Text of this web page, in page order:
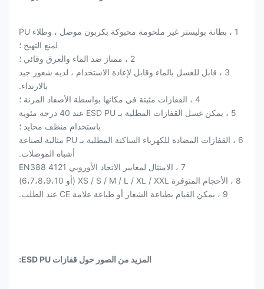
1 ، بطانة بوليستر غير ملحومة محبوكة بكربون موصل ، وطلاء PU
لمنع التهيج ؛
2 ، ممتاز ضد الماء والعرق وقائي ؛
3 ، قابل للغسل بالماء وقابل لإعادة الاستخدام ، لديه شعور جيد
بالارتداء.
4 ، القفازات مثبتة في مكانها بواسطة الأصفاد المرنة ؛
5 ، يمكن غسل القفازات المطلية بـ ESD PU عند 40 درجة مئوية
باستخدام منظف محايد ؛
6 ، القفازات المضادة للكهرباء الساكنة المطلية بـ PU مثالية لصناعة
أشباه الموصلات.
7 ، الامتثال لمعايير الاتحاد الأوروبي EN388 4121
8 ، الأحجام المتوفرة XS / S / M / L / XL / XXL (أو 6،7،8،9،10)
9 ، يمكن القيام بطباعة الشعار أو طباعة علامة CE عند الطلب.
المزيد من الصور حول قفازات ESD PU: